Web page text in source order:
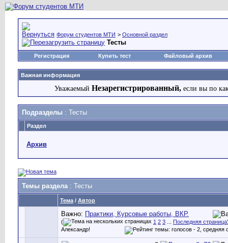
Форум студентов МТИ > Основной раздел
Тесты
Регистрация Купить тест Файловый архив
Важная информация
Уважаемый Незарегистрированный, если вы по
Подразделы : Тесты
Раздел
Архив
Темы раздела: Тесты
Тема / Автор
Важно: Практики, Курсовые работы, ВКР.
( 1 2 3 Последняя страница
Александр!